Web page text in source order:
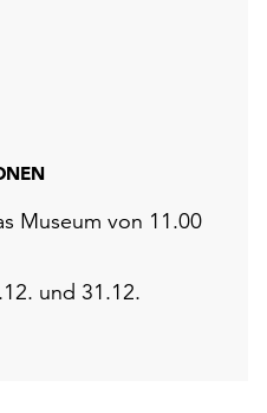
Museum von 11.00
und 31.12.